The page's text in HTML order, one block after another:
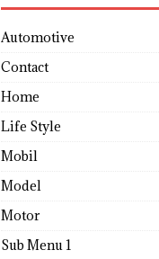
Automotive
Contact
Home
Life Style
Mobil
Model
Motor
Sub Menu 1